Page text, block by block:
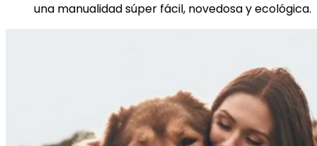
una manualidad súper fácil, novedosa y ecológica.